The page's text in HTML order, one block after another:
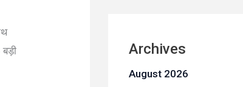
Archives
August 2026